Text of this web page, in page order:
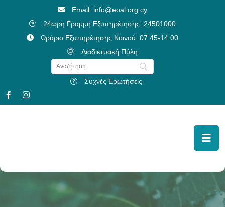
Email: info@eoal.org.cy
24ωρη Γραμμή Εξυπηρέτησης: 24501000
Ωράριο Εξυπηρέτησης Κοινού: 07:45-14:00
Διαδικτυακή Πύλη
Συχνές Ερωτήσεις